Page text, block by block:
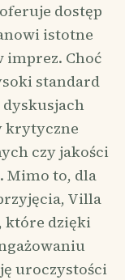
dostęp
istotne
imprez. Choć
standard
dyskusjach
krytyczne
czy jakości
Mimo to, dla
Villa
które dzięki
uroczystości